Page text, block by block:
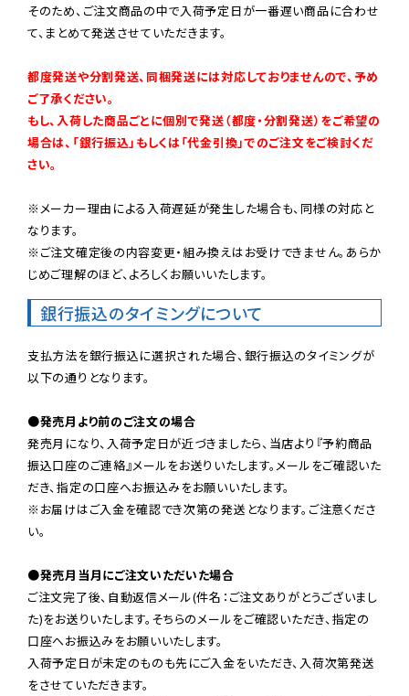
そのため、ご注文商品の中で入荷予定日が一番遅い商品に合わせ
て、まとめて発送させていただきます。
都度発送や分割発送、同梱発送には対応しておりませんので、予め
ご了承ください。
もし、入荷した商品ごとに個別で発送（都度・分割発送）をご希望の
場合は、「銀行振込」もしくは「代金引換」でのご注文をご検討くだ
さい。
※メーカー理由による入荷遅延が発生した場合も、同様の対応と
なります。
※ご注文確定後の内容変更・組み換えはお受けできません。あらか
じめご理解のほど、よろしくお願いいたします。
銀行振込のタイミングについて
支払方法を銀行振込に選択された場合、銀行振込のタイミングが
以下の通りとなります。
●発売月より前のご注文の場合
発売月になり、入荷予定日が近づきましたら、当店より『予約商品
振込口座のご連絡』メールをお送りいたします。メールをご確認いた
だき、指定の口座へお振込みをお願いいたします。
※お届けはご入金を確認でき次第の発送となります。ご注意くださ
い。
●発売月当月にご注文いただいた場合
ご注文完了後、自動返信メール(件名：ご注文ありがとうございまし
た)をお送りいたします。そちらのメールをご確認いただき、指定の
口座へお振込みをお願いいたします。
入荷予定日が未定のものも先にご入金をいただき、入荷次第発送
をさせていただきます。